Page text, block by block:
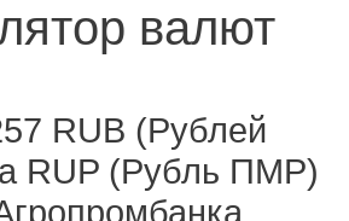
валют
RUB (Рублей
RUP (Рубль ПМР)